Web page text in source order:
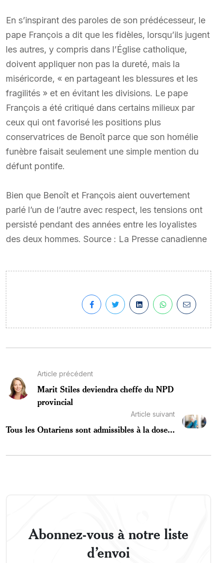
En s’inspirant des paroles de son prédécesseur, le
pape François a dit que les fidèles, lorsqu’ils jugent
les autres, y compris dans l’Église catholique,
doivent appliquer non pas la dureté, mais la
miséricorde, « en partageant les blessures et les
fragilités » et en évitant les divisions. Le pape
François a été critiqué dans certains milieux par
ceux qui ont favorisé les positions plus
conservatrices de Benoît parce que son homélie
funèbre faisait seulement une simple mention du
défunt pontife.
Bien que Benoît et François aient ouvertement
parlé l’un de l’autre avec respect, les tensions ont
persisté pendant des années entre les loyalistes
des deux hommes. Source : La Presse canadienne
Article précédent
Marit Stiles deviendra cheffe du NPD
provincial
Article suivant
Tous les Ontariens sont admissibles à la dose...
Abonnez-vous à notre liste
d’envoi